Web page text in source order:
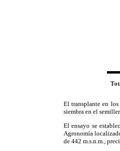
El transplante en
siembra en el
El ensayo se
Agronomía
de 442 m.s.n.m.,